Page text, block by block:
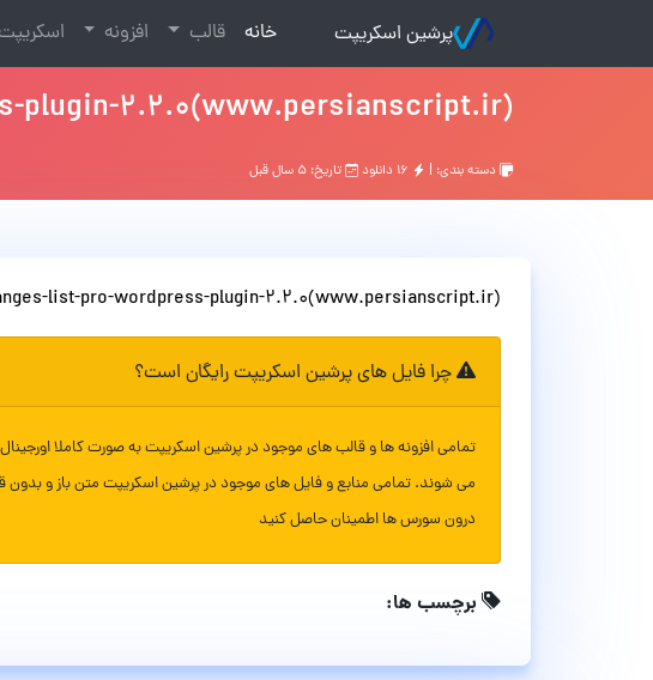
پرشین اسکریپت خانه
(current) قالب افزونه اسکریپت
plugin-2.2.0(www.persianscript.ir)
دسته بندی: | تاریخ: ۵ سال قبل
list-pro-wordpress-plugin-2.2.0(www.persianscript.ir)
چرا فایل های پرشین اسکریپت رایگان است؟
تمامی افزونه ها و قالب های موجود در پرشین اسکریپت به صورت کاملا
می شوند. تمامی منابع و فایل های موجود در پرشین اسکریپت متن باز و
درون سورس ها اطمینان حاصل کنید
برچسب ها: